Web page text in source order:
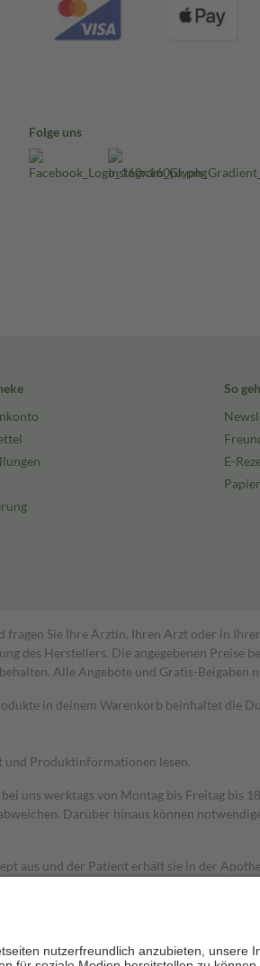
Folge uns
So
E-
fragen Sie Ihre Ärztin, Ihren Arzt oder in
Herstellers. Die angegebenen Preise
Alle Angebote und Gratis-Beigaben
in deinem Warenkorb beinhaltet die
und Produktinformationen lesen.
uns werktags von Montag bis Freitag bis
Darüber hinaus können
aus und der Patient erhält sie in der
des Abgabepreises,
zehn Prozent der Kosten sowie zehn Euro